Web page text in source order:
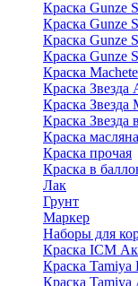
Краска Gunze
Краска Gunze
Краска Gunze
Краска Gunze
Краска
Краска Звезда
Краска
Краска Звезда
Краска
Краска прочая
Краска в
Лак
Грунт
Маркер
Наборы для
Краска ICM
Краска Tamiya
Краска